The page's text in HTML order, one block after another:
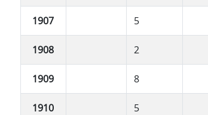
1907 5
1908 2
1909 8
1910 5